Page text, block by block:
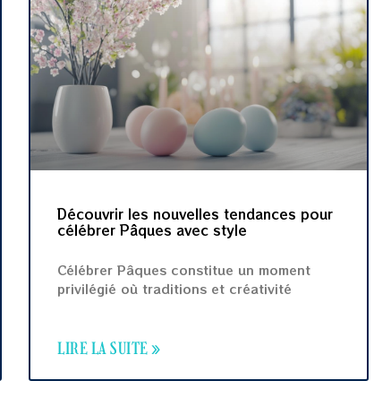
Découvrir les nouvelles tendances pour
célébrer Pâques avec style
Célébrer Pâques constitue un moment
privilégié où traditions et créativité
LIRE LA SUITE »